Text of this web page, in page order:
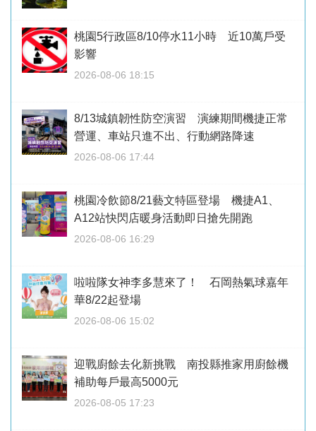
桃園5行政區8/10停水11小時 近10萬戶受
影響
2026-08-06 18:15
8/13城鎮韌性防空演習 演練期間機捷正常
營運、車站只進不出、行動網路降速
2026-08-06 17:44
桃園冷飲節8/21藝文特區登場 機捷A1、
A12站快閃店暖身活動即日搶先開跑
2026-08-06 16:29
啦啦隊女神李多慧來了！ 石岡熱氣球嘉年
華8/22起登場
2026-08-06 15:02
迎戰廚餘去化新挑戰 南投縣推家用廚餘機
補助每戶最高5000元
2026-08-05 17:23